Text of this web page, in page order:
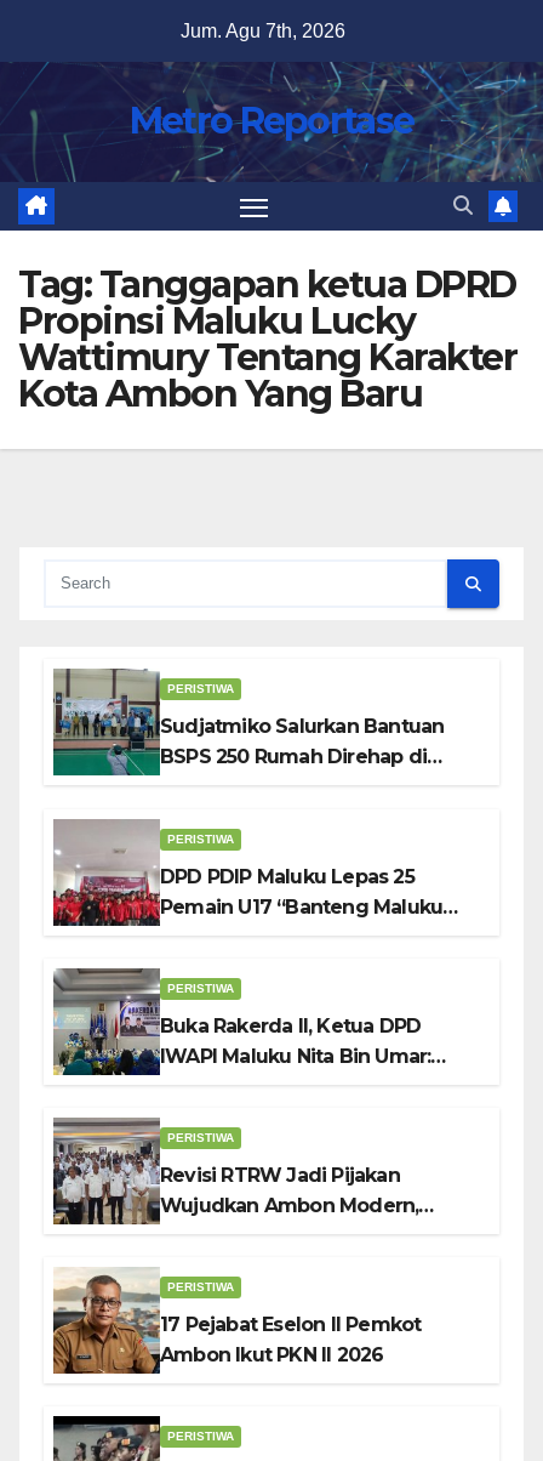
content
Jum. Agu 7th, 2026
Metro Reportase
Tag:Tanggapan ketua DPRD
Propinsi Maluku Lucky
Wattimury Tentang Karakter
Kota Ambon Yang Baru
PERISTIWA
Sudjatmiko Salurkan Bantuan
BSPS 250 Rumah Direhap di
PERISTIWA
DPD PDIP Maluku Lepas 25
Pemain U17 “Banteng Maluku
PERISTIWA
Buka Rakerda II, Ketua DPD
IWAPI Maluku Nita Bin Umar:
PERISTIWA
Revisi RTRW Jadi Pijakan
Wujudkan Ambon Modern,
PERISTIWA
17 Pejabat Eselon II Pemkot
Ambon Ikut PKN II 2026
PERISTIWA